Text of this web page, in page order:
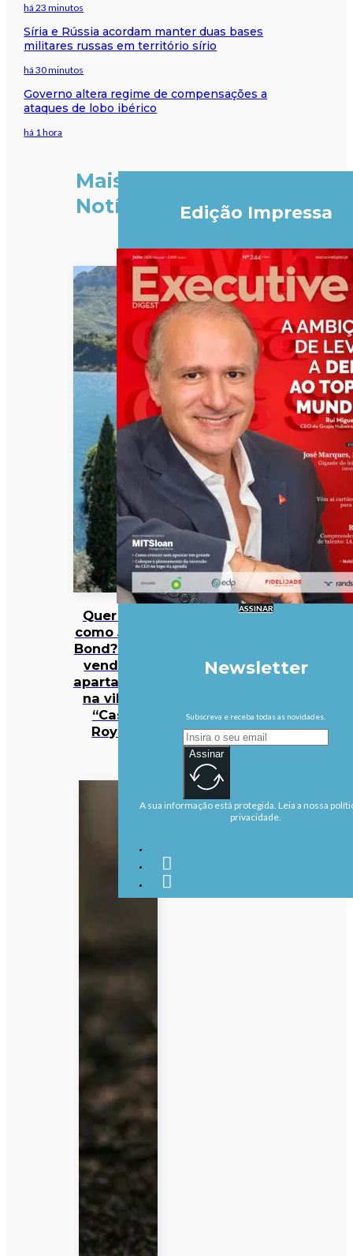
há 23 minutos
Síria e Rússia acordam manter duas bases
militares russas em território sírio
há 30 minutos
Governo altera regime de compensações a
ataques de lobo ibérico
há 1 hora
Mais
Notícias
Quer viver
como James
Bond? Está à
venda um
apartamento
na villa de
“Casino
Royale”
Edição Impressa
ASSINAR
Newsletter
Subscreva e receba todas as novidades.
Assinar
A sua informação está protegida. Leia a nossa
privacidade.